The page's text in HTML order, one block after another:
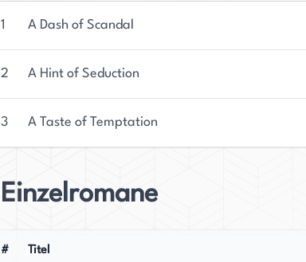
1 A Dash of Scandal
2 A Hint of Seduction
3 A Taste of Temptation
Einzelromane
# Titel